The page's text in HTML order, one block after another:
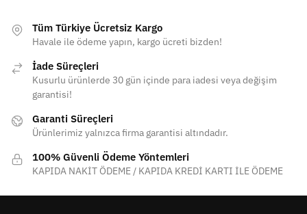
Tüm Türkiye Ücretsiz Kargo
Havale ile ödeme yapın, kargo ücreti bizden!
İade Süreçleri
Kusurlu ürünlerde 30 gün içinde para iadesi veya değişim
garantisi!
Garanti Süreçleri
Ürünlerimiz yalnızca firma garantisi altındadır.
100% Güvenli Ödeme Yöntemleri
KAPIDA NAKİT ÖDEME / KAPIDA KREDİ KARTI İLE ÖDEME